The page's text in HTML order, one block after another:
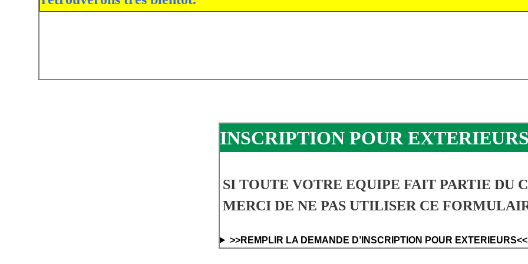
INSCRIPTION POUR EXTERIEURS
SI TOUTE VOTRE EQUIPE FAIT PARTIE DU
MERCI DE NE PAS UTILISER CE
>>REMPLIR LA DEMANDE D’INSCRIPTION POUR EXTERIEURS<<